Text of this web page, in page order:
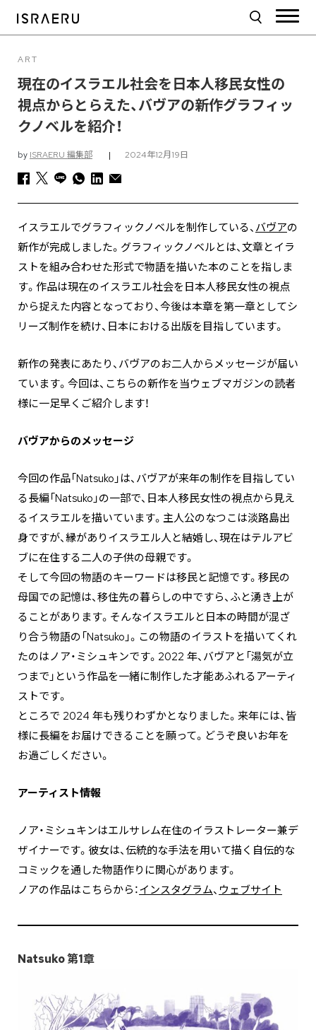
ART
現在のイスラエル社会を日本人移民女性の
視点からとらえた、バヴアの新作グラフィッ
クノベルを紹介！
by ISRAERU 編集部 | 2024年12月19日
イスラエルでグラフィックノベルを制作している、 バヴアの
新作が完成しました。グラフィックノベルとは、文章とイラ
ストを組み合わせた形式で物語を描いた本のことを指しま
す。作品は現在のイスラエル社会を日本人移民女性の視点
から捉えた内容となっており、今後は本章を第一章としてシ
リーズ制作を続け、日本における出版を目指しています。
新作の発表にあたり、バヴアのお二人からメッセージが届い
ています。今回は、こちらの新作を当ウェブマガジンの読者
様に一足早くご紹介します！
バヴアからのメッセージ
今回の作品「Natsuko」は、バヴアが来年の制作を目指してい
る⻑編「Natsuko」の一部で、日本人移⺠女性の視点から見え
るイスラエルを描いています。主人公のなつこは淡路島出
身ですが、縁がありイスラエル人と結婚し、現在はテルアビ
ブに在住する二人の子供の母親です。
そして今回の物語のキーワードは移⺠と記憶です。移⺠の
母国での記憶は、移住先の暮らしの中ですら、ふと湧き上が
ることがあります。そんなイスラエルと日本の時間が混ざ
り合う物語の「Natsuko」。この物語のイラストを描いてくれ
たのはノア・ミシュキンです。2022 年、バヴアと「湯気が立
つまで」という作品を一緒に制作した才能あふれるアーティ
ストです。
ところで 2024 年も残りわずかとなりました。来年には、皆
様に⻑編をお届けできることを願って。どうぞ良いお年を
お過ごしください。
アーティスト情報
ノア・ミシュキンはエルサレム在住のイラストレーター兼デ
ザイナーです。彼女は、伝統的な手法を用いて描く自伝的な
コミックを通した物語作りに関心があります。
ノアの作品はこちらから：インスタグラム、 ウェブサイト
Natsuko 第1章